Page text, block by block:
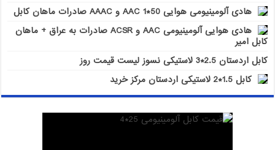
هادی آلومینیومی هوایی 50*1 AAC و AAAC صادرات ماهان کابل
هادی هوایی آلومینیومی AAC و ACSR صادرات به عراق + ماهان
کابل امیر
کابل اردستان 2.5*3 لاستیکی نسوز لیست قیمت روز
کابل 1.5*2 لاستیکی اردستان مرکز خرید